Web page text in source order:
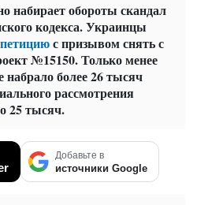
набирает обороты скандал
кодекса. Украинцы
петициюс призывом снять с
№15150. Только менее
набрало более 26 тысяч
рассмотрения
25 тысяч.
Добавьте в
источники Google